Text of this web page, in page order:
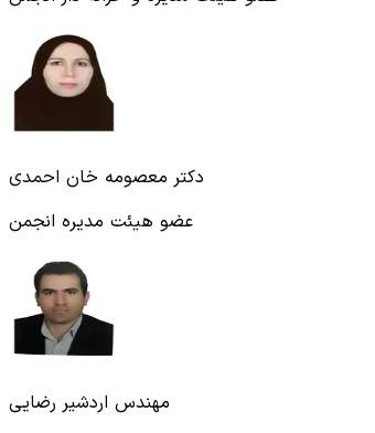
دکتر معصومه خان احمدی
عضو هیئت مدیره انجمن
مهندس اردشیر رضایی